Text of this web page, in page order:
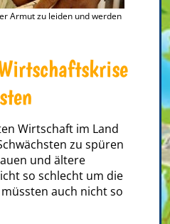
Armut zu leiden und werden
Wirtschaft im Land
zu spüren
und ältere
so schlecht um die
auch nicht so